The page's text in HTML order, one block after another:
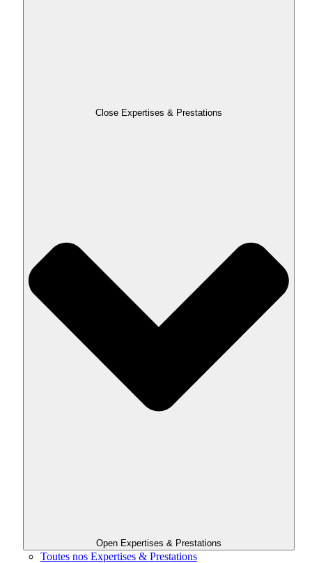
Close Expertises & Prestations
Open Expertises & Prestations
Toutes nos Expertises & Prestations